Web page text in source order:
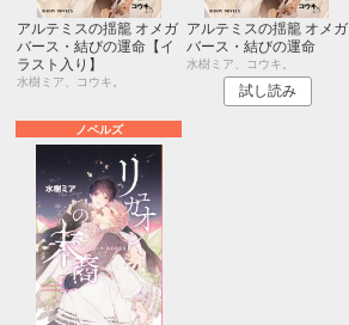
アルテミスの揺籠 オメガ
バース・結びの運命【イ
ラスト入り】
水樹ミア、コウキ。
アルテミスの揺籠 オメガ
バース・結びの運命
水樹ミア、コウキ。
試し読み
ノベルズ